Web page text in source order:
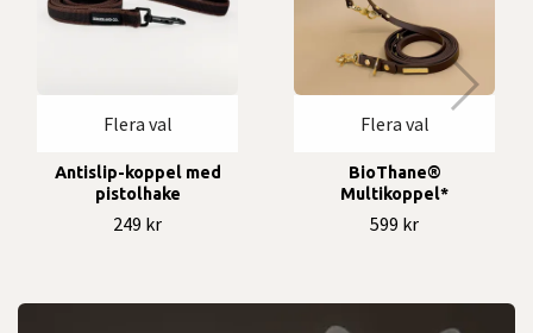
Flera val
Antislip-koppel med
pistolhake
249 kr
Flera val
BioThane®
Multikoppel*
599 kr